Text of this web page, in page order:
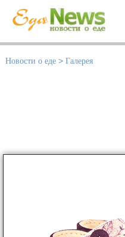
Новости о еде > Галерея